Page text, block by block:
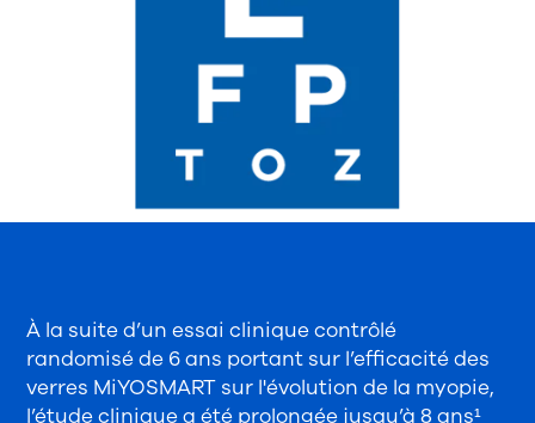
À la suite d’un essai clinique contrôlé
randomisé de 6 ans portant sur l’efficacité des
verres MiYOSMART sur l'évolution de la myopie,
l’étude clinique a été prolongée jusqu’à 8 ans¹